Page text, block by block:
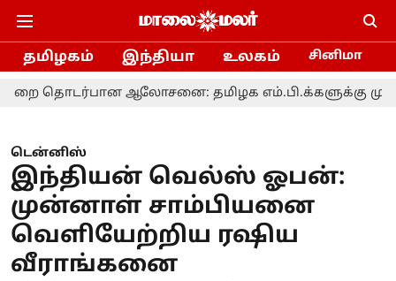
தமிழகம் இந்தியா உலகம் சினிமா
ஆலோசனை: தமிழக எம்.பி.க்களுக்கு முதல்வர்
டென்னிஸ்
இந்தியன் வெல்ஸ் ஓபன்:
முன்னாள் சாம்பியனை
வெளியேற்றிய ரஷிய
வீராங்கனை